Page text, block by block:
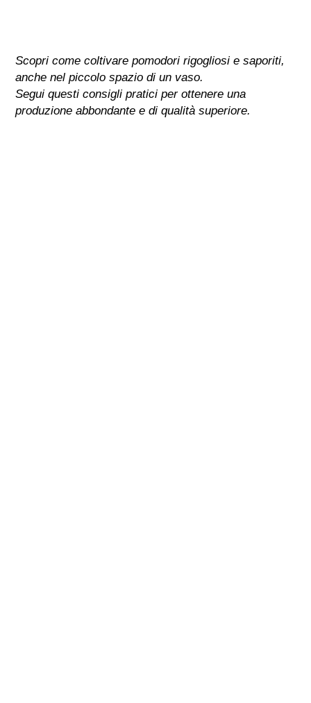
Scopri come coltivare pomodori rigogliosi e saporiti,
anche nel piccolo spazio di un vaso.
Segui questi consigli pratici per ottenere una
produzione abbondante e di qualità superiore.